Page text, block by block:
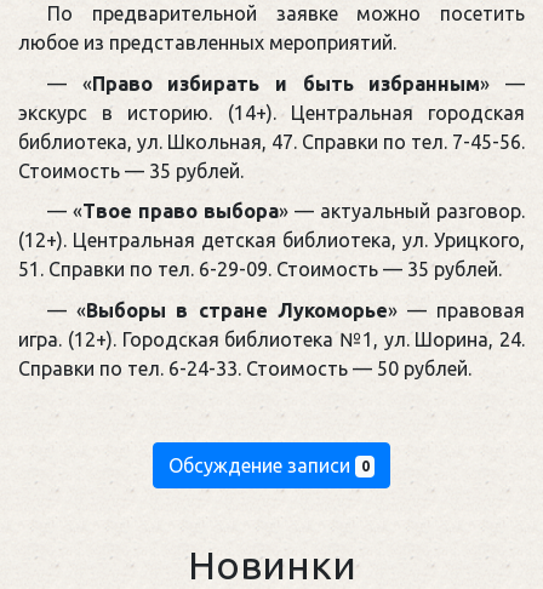
По предварительной заявке можно посетить
любое из представленных мероприятий.
— «Право избирать и быть избранным» —
экскурс в историю. (14+). Центральная городская
библиотека, ул. Школьная, 47. Справки по тел. 7-45-56.
Стоимость — 35 рублей.
— «Твое право выбора» — актуальный разговор.
(12+). Центральная детская библиотека, ул. Урицкого,
51. Справки по тел. 6-29-09. Стоимость — 35 рублей.
— «Выборы в стране Лукоморье» — правовая
игра. (12+). Городская библиотека №1, ул. Шорина, 24.
Справки по тел. 6-24-33. Стоимость — 50 рублей.
Обсуждение записи 0
Новинки